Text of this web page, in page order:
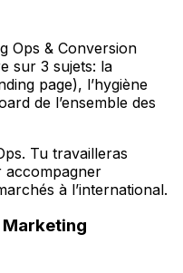
Ops & Conversion
sur 3 sujets: la
page), l’hygiène
de l’ensemble des
Tu travailleras
accompagner
à l’international.
Marketing